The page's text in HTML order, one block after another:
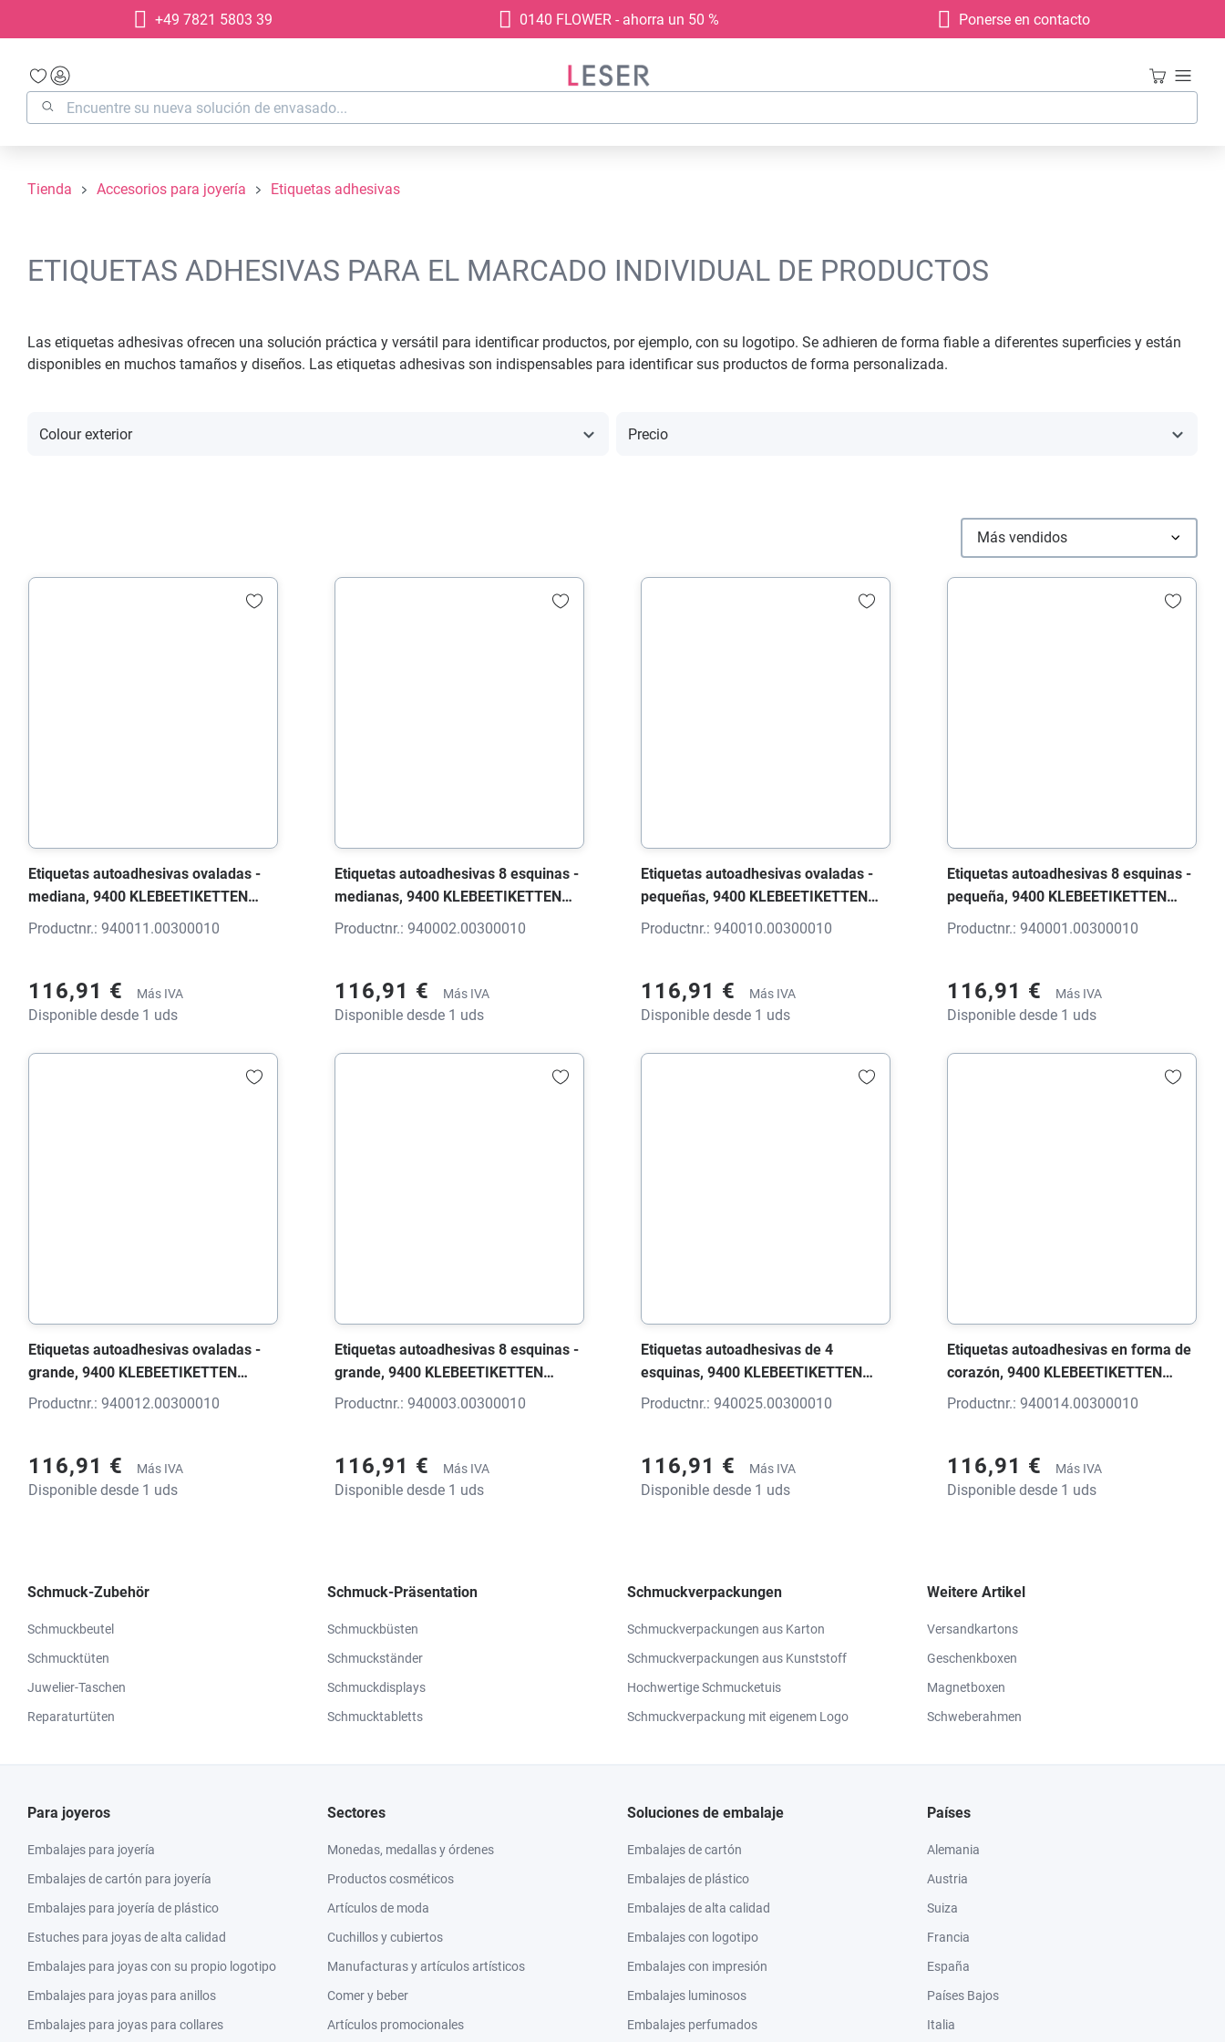
Saltar a la navegación principal
+49 7821 5803 39 0140 FLOWER - ahorra un 50 % Ponerse en contacto
Tienda Accesorios para joyería Etiquetas adhesivas
ETIQUETAS ADHESIVAS PARA EL MARCADO INDIVIDUAL DE PRODUCTOS
Las etiquetas adhesivas ofrecen una solución práctica y versátil para identificar productos, por ejemplo, con su logotipo. Se adhieren de forma fiable a diferentes superficies y están
disponibles en muchos tamaños y diseños. Las etiquetas adhesivas son indispensables para identificar sus productos de forma personalizada.
Colour exterior Precio
Etiquetas autoadhesivas ovaladas -
mediana, 9400 KLEBEETIKETTEN
Etiqueta blanco brillante, 36x24x0
Productnr.: 940011.00300010
116,91 € Más IVA
Disponible desde 1 uds
Etiquetas autoadhesivas 8 esquinas -
medianas, 9400 KLEBEETIKETTEN
Etiqueta blanco brillante, 35x21x0
Productnr.: 940002.00300010
116,91 € Más IVA
Disponible desde 1 uds
Etiquetas autoadhesivas ovaladas -
pequeñas, 9400 KLEBEETIKETTEN
Etiqueta blanco brillante, 28x18,5x0
Productnr.: 940010.00300010
116,91 € Más IVA
Disponible desde 1 uds
Etiquetas autoadhesivas 8 esquinas -
pequeña, 9400 KLEBEETIKETTEN
Etiqueta blanco brillante, 26x17x0
Productnr.: 940001.00300010
116,91 € Más IVA
Disponible desde 1 uds
Etiquetas autoadhesivas ovaladas -
grande, 9400 KLEBEETIKETTEN
Etiqueta blanco brillante, 45x30x0
Productnr.: 940012.00300010
116,91 € Más IVA
Disponible desde 1 uds
Etiquetas autoadhesivas 8 esquinas -
grande, 9400 KLEBEETIKETTEN
Etiqueta blanco brillante, 45x28x0
Productnr.: 940003.00300010
116,91 € Más IVA
Disponible desde 1 uds
Etiquetas autoadhesivas de 4
esquinas, 9400 KLEBEETIKETTEN
Etiqueta blanco brillante, 34x34x0
Productnr.: 940025.00300010
116,91 € Más IVA
Disponible desde 1 uds
Etiquetas autoadhesivas en forma de
corazón, 9400 KLEBEETIKETTEN
Etiqueta blanco brillante, 39x33x0
Productnr.: 940014.00300010
116,91 € Más IVA
Disponible desde 1 uds
Schmuck-Zubehör
Schmuckbeutel
Schmucktüten
Juwelier-Taschen
Reparaturtüten
Schmuck-Präsentation
Schmuckbüsten
Schmuckständer
Schmuckdisplays
Schmucktabletts
Schmuckverpackungen
Schmuckverpackungen aus Karton
Schmuckverpackungen aus Kunststoff
Hochwertige Schmucketuis
Schmuckverpackung mit eigenem Logo
Weitere Artikel
Versandkartons
Geschenkboxen
Magnetboxen
Schweberahmen
Para joyeros
Embalajes para joyería
Embalajes de cartón para joyería
Embalajes para joyería de plástico
Estuches para joyas de alta calidad
Embalajes para joyas con su propio logotipo
Embalajes para joyas para anillos
Embalajes para joyas para collares
Sectores
Monedas, medallas y órdenes
Productos cosméticos
Artículos de moda
Cuchillos y cubiertos
Manufacturas y artículos artísticos
Comer y beber
Artículos promocionales
Soluciones de embalaje
Embalajes de cartón
Embalajes de plástico
Embalajes de alta calidad
Embalajes con logotipo
Embalajes con impresión
Embalajes luminosos
Embalajes perfumados
Países
Alemania
Austria
Suiza
Francia
España
Países Bajos
Italia